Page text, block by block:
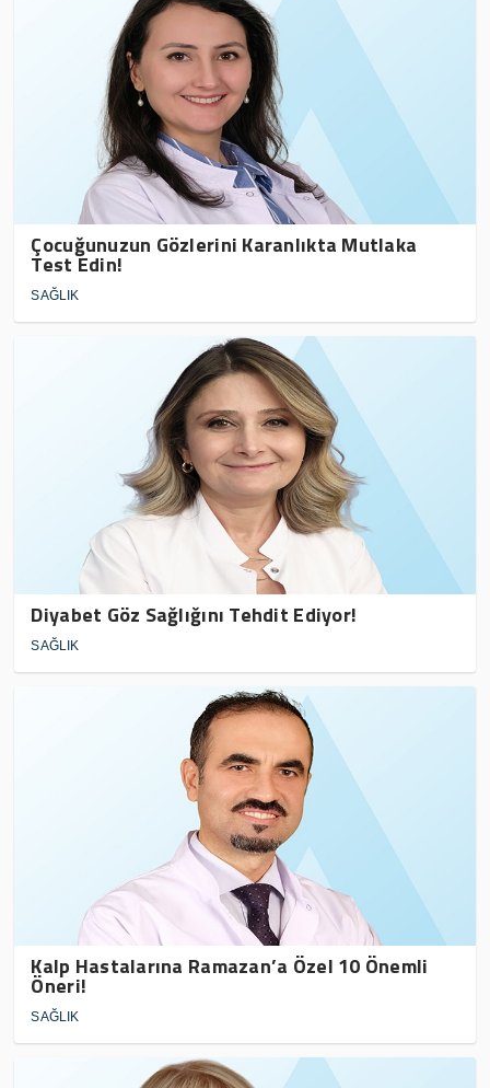
Çocuğunuzun Gözlerini Karanlıkta Mutlaka
Test Edin!
SAĞLIK
Diyabet Göz Sağlığını Tehdit Ediyor!
SAĞLIK
Kalp Hastalarına Ramazan’a Özel 10 Önemli
Öneri!
SAĞLIK